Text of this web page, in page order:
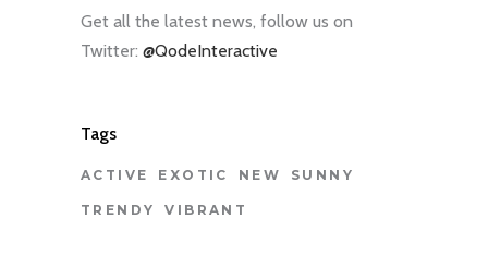
Get all the latest news, follow us on
Twitter: @QodeInteractive
Tags
ACTIVE EXOTIC NEW SUNNY
TRENDY VIBRANT